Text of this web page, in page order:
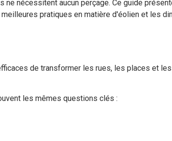
nécessitent aucun perçage. Ce guide
pratiques en matière d'éolien et les
de transformer les rues, les places et
les mêmes questions clés :